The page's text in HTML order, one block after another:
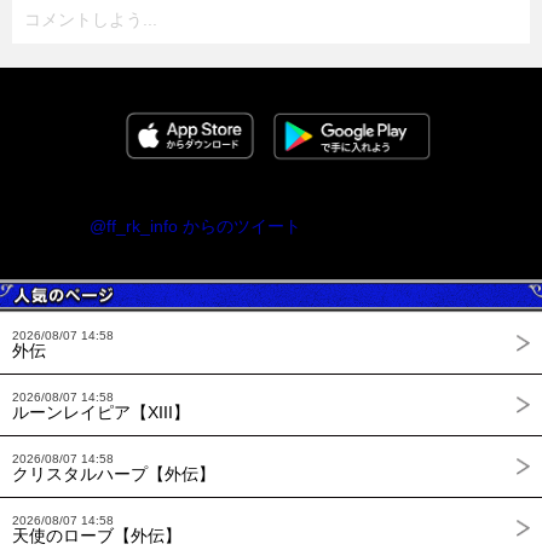
コメントしよう...
@ff_rk_info からのツイート
2026/08/07 14:58
外伝
2026/08/07 14:58
ルーンレイピア【XIII】
2026/08/07 14:58
クリスタルハープ【外伝】
2026/08/07 14:58
天使のローブ【外伝】